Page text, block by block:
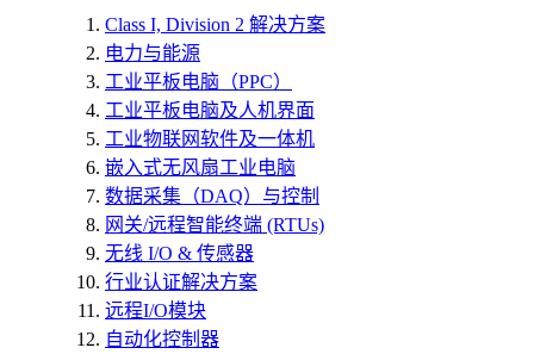
Class I, Division 2 解决方案
电力与能源
工业平板电脑（PPC）
工业平板电脑及人机界面
工业物联网软件及一体机
嵌入式无风扇工业电脑
数据采集（DAQ）与控制
网关/远程智能终端 (RTUs)
无线 I/O & 传感器
行业认证解决方案
远程I/O模块
自动化控制器